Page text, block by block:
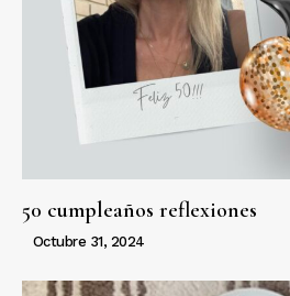
50 cumpleaños reflexiones
Octubre 31, 2024